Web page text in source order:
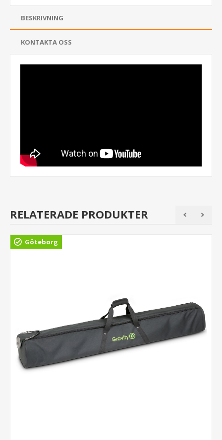
BESKRIVNING
KONTAKTA OSS
RELATERADE PRODUKTER
Göteborg